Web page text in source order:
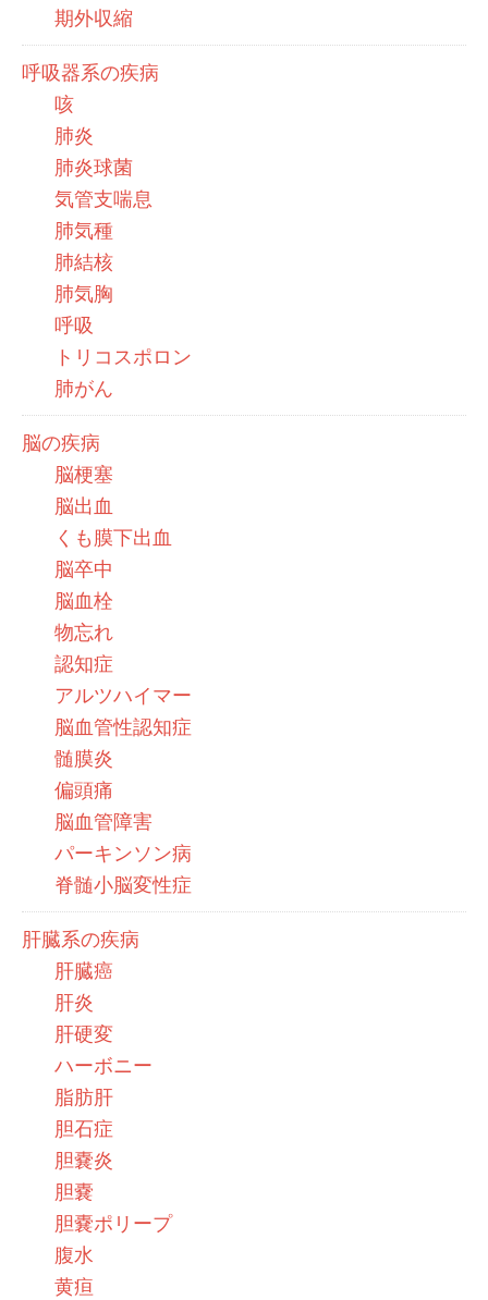
期外収縮
呼吸器系の疾病
咳
肺炎
肺炎球菌
気管支喘息
肺気種
肺結核
肺気胸
呼吸
トリコスポロン
肺がん
脳の疾病
脳梗塞
脳出血
くも膜下出血
脳卒中
脳血栓
物忘れ
認知症
アルツハイマー
脳血管性認知症
髄膜炎
偏頭痛
脳血管障害
パーキンソン病
脊髄小脳変性症
肝臓系の疾病
肝臓癌
肝炎
肝硬変
ハーボニー
脂肪肝
胆石症
胆嚢炎
胆嚢
胆嚢ポリープ
腹水
黄疸